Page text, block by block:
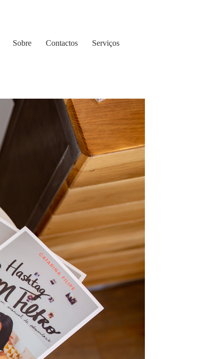
Sobre Contactos Serviços